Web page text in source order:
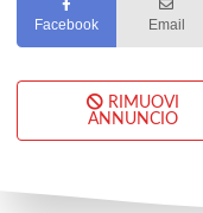
Facebook Email
RIMUOVI
ANNUNCIO